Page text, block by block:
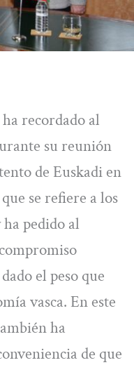
recordado al
su reunión
de Euskadi en
se refiere a los
pedido al
el peso que
vasca. En este
ha
de que